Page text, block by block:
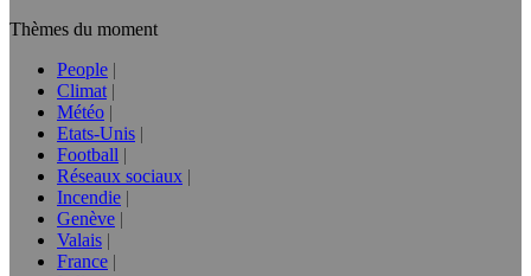
Thèmes du moment
People
Climat
Météo
Etats-Unis
Football
Réseaux sociaux
Incendie
Genève
Valais
France